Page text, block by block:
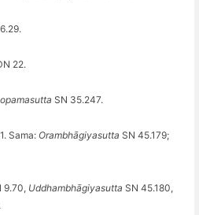
22.
SN 35.247.
Sama: Orambhāgiyasutta SN 45.179;
9.70, Uddhambhāgiyasutta SN 45.180,